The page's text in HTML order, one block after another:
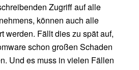
Zugriff auf alle
können auch alle
werden. Fällt dies zu spät auf,
schon großen Schaden
Und es muss in vielen Fällen